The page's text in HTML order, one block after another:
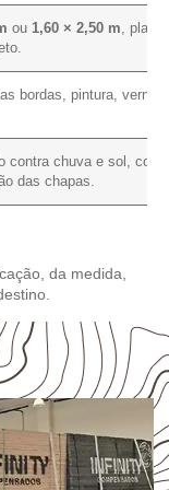
ou 1,60 × 2,50 m, plano
bordas, pintura, verniz
contra chuva e sol,
das chapas.
da medida,